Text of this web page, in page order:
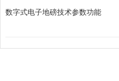
数字式电子地磅技术参数功能